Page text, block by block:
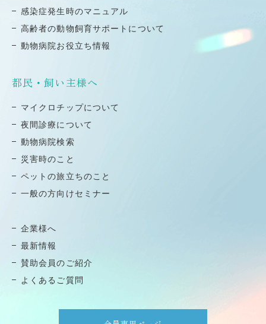
感染症発⽣時のマニュアル
高齢者の動物飼育サポートについて
動物病院お役立ち情報
都民・飼い主様へ
マイクロチップについて
夜間診療について
動物病院検索
災害時のこと
ペットの旅⽴ちのこと
⼀般の⽅向けセミナー
企業様へ
最新情報
賛助会員のご紹介
よくあるご質問